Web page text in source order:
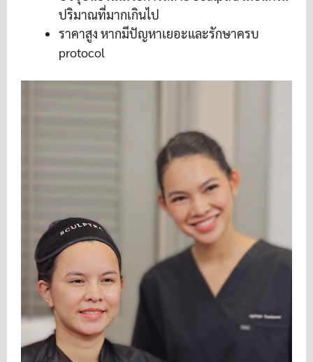
ปริมาณที่มากเกินไป
ราคาสูง หากมีปัญหาเยอะและรักษาครบ
protocol